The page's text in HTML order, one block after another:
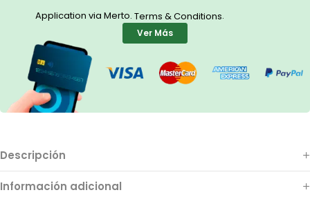
Application via Merto. Terms & Conditions.
Ver Más
Descripción
Información adicional